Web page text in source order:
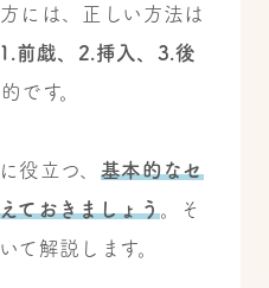
には、正しい方法は
1.前戯、2.挿入、3.後
です。
役立つ、 基本的なセ
ておきましょう。そ
て解説します。